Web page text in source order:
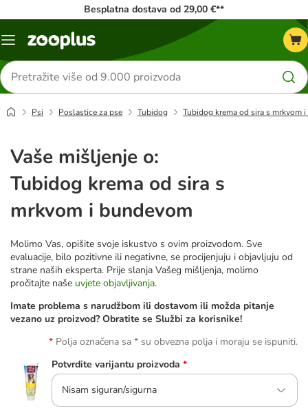
Besplatna dostava od 29,00 €**
Izbornik
Traži
proizvode
Psi Poslastice za pse Tubidog Tubidog krema od sira s mrkvom
Vaše mišljenje o:
Tubidog krema od sira s
mrkvom i bundevom
Molimo Vas, opišite svoje iskustvo s ovim proizvodom. Sve
evaluacije, bilo pozitivne ili negativne, se procijenjuju i objavljuju od
strane naših eksperta. Prije slanja Vašeg mišljenja, molimo
pročitajte naše uvjete objavljivanja.
Imate problema s narudžbom ili dostavom ili možda pitanje
vezano uz proizvod? Obratite se Službi za korisnike!
Polja označena sa * su obvezna polja i moraju se ispuniti.
Potvrdite varijantu proizvoda *
Nisam siguran/sigurna